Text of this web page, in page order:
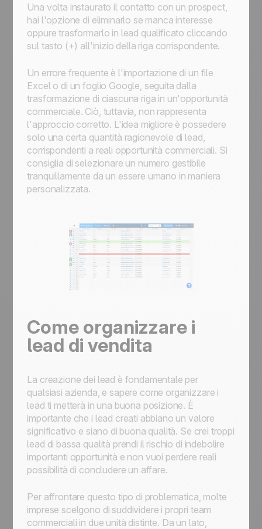
Una volta instaurato il contatto con un prospect,
hai l'opzione di eliminarlo se manca interesse
oppure trasformarlo in lead qualificato cliccando
sul tasto (+) all'inizio della riga corrispondente.
Un errore frequente è l'importazione di un file
Excel o di un foglio Google, seguita dalla
trasformazione di ciascuna riga in un'opportunità
commerciale. Ciò, tuttavia, non rappresenta
l'approccio corretto. L'idea migliore è possedere
solo una certa quantità ragionevole di lead,
corrispondenti a reali opportunità commerciali. Si
consiglia di selezionare un numero gestibile
tranquillamente da un essere umano in maniera
personalizzata.
Come organizzare i
lead di vendita
La creazione dei lead è fondamentale per
qualsiasi azienda, e sapere come organizzare i
lead ti metterà in una buona posizione. È
importante che i lead creati abbiano un valore
significativo e siano di buona qualità. Se crei troppi
lead di bassa qualità prendi il rischio di indebolire
importanti opportunità e non vuoi perdere reali
possibilità di concludere un affare.
Per affrontare questo tipo di problematica, molte
imprese scelgono di suddividere i propri team
commerciali in due unità distinte. Da un lato,